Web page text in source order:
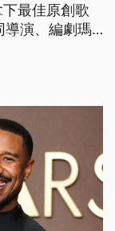
最佳原創歌
導演、編劇瑪